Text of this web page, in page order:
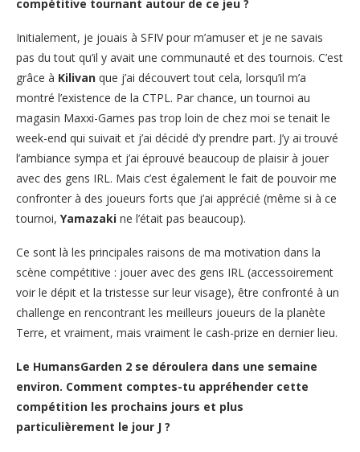
compétitive tournant autour de ce jeu ?
Initialement, je jouais à SFIV pour m’amuser et je ne savais
pas du tout qu’il y avait une communauté et des tournois. C’est
grâce à Kilivan que j’ai découvert tout cela, lorsqu’il m’a
montré l’existence de la CTPL. Par chance, un tournoi au
magasin Maxxi-Games pas trop loin de chez moi se tenait le
week-end qui suivait et j’ai décidé d’y prendre part. J’y ai trouvé
l’ambiance sympa et j’ai éprouvé beaucoup de plaisir à jouer
avec des gens IRL. Mais c’est également le fait de pouvoir me
confronter à des joueurs forts que j’ai apprécié (même si à ce
tournoi, Yamazaki ne l’était pas beaucoup).
Ce sont là les principales raisons de ma motivation dans la
scène compétitive : jouer avec des gens IRL (accessoirement
voir le dépit et la tristesse sur leur visage), être confronté à un
challenge en rencontrant les meilleurs joueurs de la planète
Terre, et vraiment, mais vraiment le cash-prize en dernier lieu.
Le HumansGarden 2 se déroulera dans une semaine
environ. Comment comptes-tu appréhender cette
compétition les prochains jours et plus
particulièrement le jour J ?